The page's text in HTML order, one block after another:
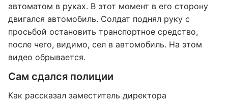
автоматом в руках. В этот момент в его сторону
двигался автомобиль. Солдат поднял руку с
просьбой остановить транспортное средство,
после чего, видимо, сел в автомобиль. На этом
видео обрывается.
Сам сдался полиции
Как рассказал заместитель директора